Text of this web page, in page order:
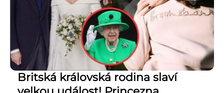
Britská královská rodina slaví